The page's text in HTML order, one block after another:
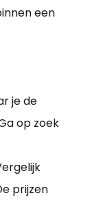
een
je de
op zoek
prijzen